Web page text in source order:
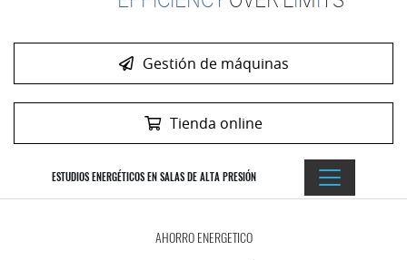
Gestión de máquinas
Tienda online
ESTUDIOS ENERGÉTICOS EN SALAS DE ALTA PRESIÓN
AHORRO ENERGETICO